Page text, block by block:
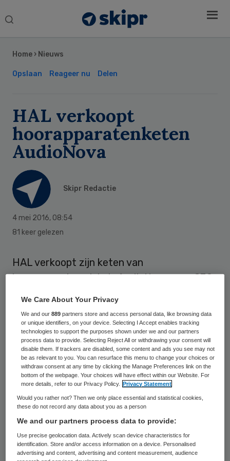
Search
Home › Nieuws
Opslaan Reageer nu Delen
HAL verkoopt
hoorapparatenketen
AudioNova
Skipr Redactie
4 mei 2016, 08:54
81 keer gelezen
HAL verkoopt zijn keten van
hoorapparatenwinkels AudioNova voor 830
maakte de aan de Amsterdamse beurs
genoteerde investeerder woensdag
bekend.
AudioNova, dat in Nederland begon onder
de naam Schoonenberg in 1926, telt meer
dan 1300 winkels in acht Europese landen.
Zo is het behalve in Nederland ook actief in
Italië, België, Polen, Duitsland en Frankrijk.
Het bedrijf, met zijn hoofdkantoor in
Sidebar
We Care About Your Privacy
We and our889 partners store and access personal data, like browsing data
or unique identifiers, on your device. Selecting I Accept enables tracking
technologies to support the purposes shown under we and our partners
process data to provide. Selecting Reject All or withdrawing your consent will
disable them. If trackers are disabled, some content and ads you see may not
be as relevant to you. You can resurface this menu to change your choices or
withdraw consent at any time by clicking the Manage Preferences link on the
bottom of the webpage. Your choices will have effect within our Website. For
more details, refer to our Privacy Policy.
Privacy Statement
Would you rather not? Then we only place essential and statistical cookies,
these do not record any data about you as a person
We and our partners process data to provide:
Use precise geolocation data. Actively scan device characteristics for
identification. Store and/or access information on a device. Personalised
advertising and content, advertising and content measurement, audience